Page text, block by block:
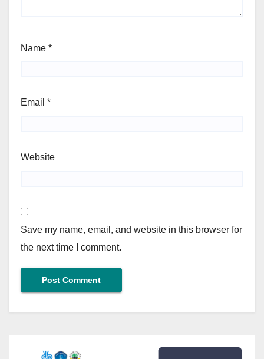
Name *
Email *
Website
Save my name, email, and website in this browser for
the next time I comment.